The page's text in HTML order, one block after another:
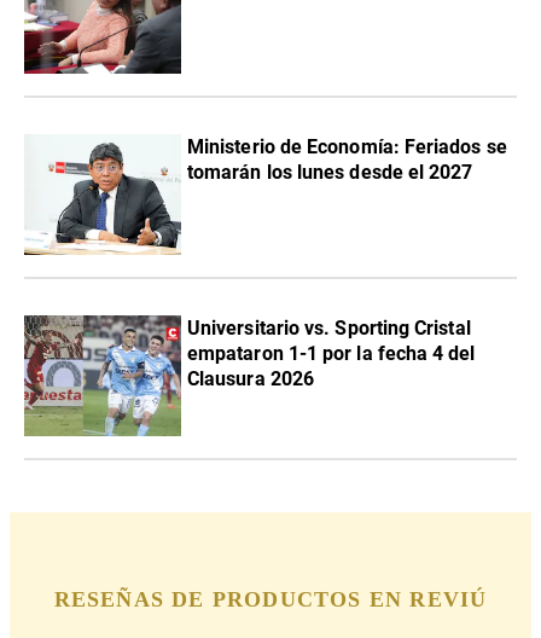
Ministerio de Economía: Feriados se
tomarán los lunes desde el 2027
Universitario vs. Sporting Cristal
empataron 1-1 por la fecha 4 del
Clausura 2026